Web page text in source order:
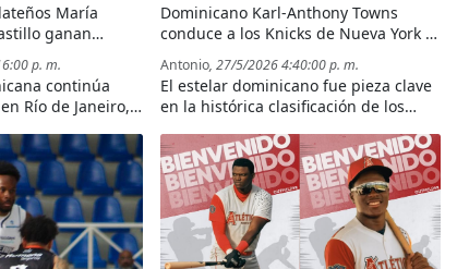
María
ganan
en
p. m.
continúa
Río de Janeiro,
Anel Castillo
en kumite.
Dominicano Karl-Anthony Towns
conduce a los Knicks de Nueva York a
las Finales de la NBA 2026 tras 27
años
Antonio, 27/5/2026 4:40:00 p. m.
El estelar dominicano fue pieza clave
en la histórica clasificación de los
Finales de la NBA tras casi tres
décadas.